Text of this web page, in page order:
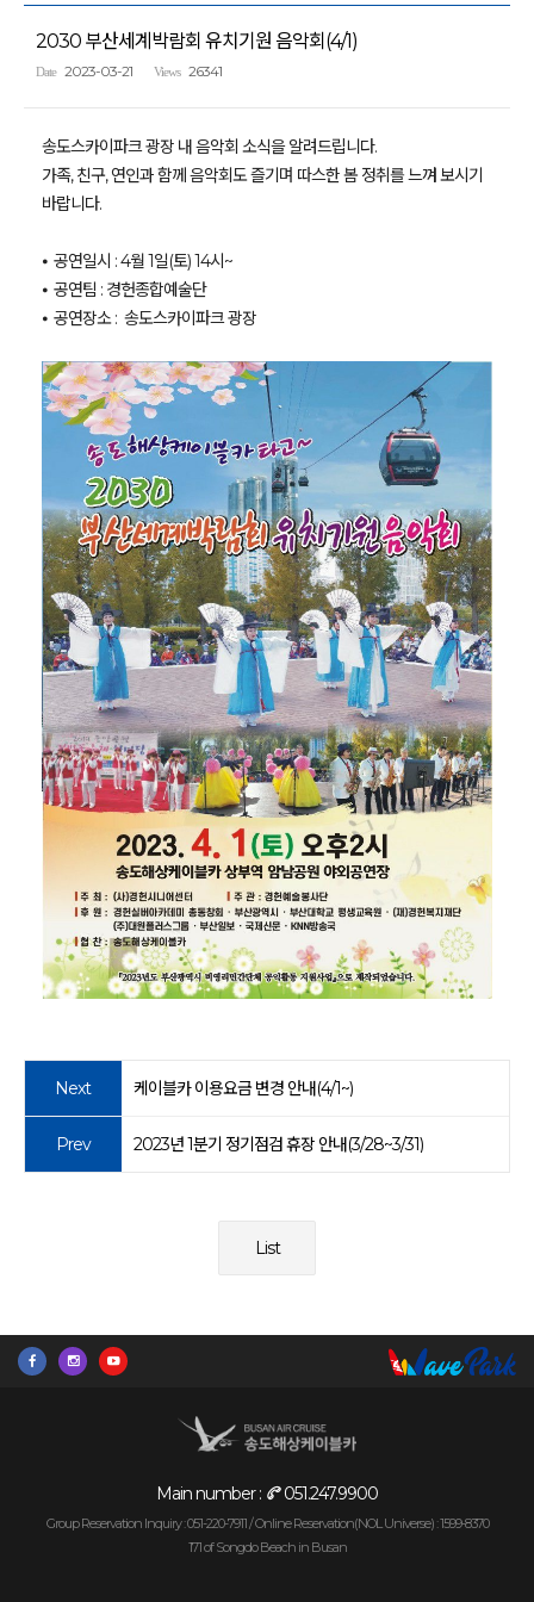
2030 부산세계박람회 유치기원 음악회(4/1)
Date 2023-03-21 Views 26341
송도스카이파크 광장 내 음악회 소식을 알려드립니다.
가족, 친구, 연인과 함께 음악회도 즐기며 따스한 봄 정취를 느껴 보시기
바랍니다.
⦁ 공연일시 : 4월 1일(토) 14시~
⦁ 공연팀 : 경헌종합예술단
⦁ 공연장소 : 송도스카이파크 광장
Next 케이블카 이용요금 변경 안내(4/1~)
Prev 2023년 1분기 정기점검 휴장 안내(3/28~3/31)
List
Main number : 051.247.9900
Group Reservation Inquiry : 051-220-7911 /Online Reservation(NOL Universe) : 1599-8370
171 of Songdo Beach in Busan